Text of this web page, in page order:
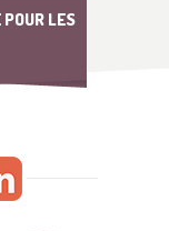
LES